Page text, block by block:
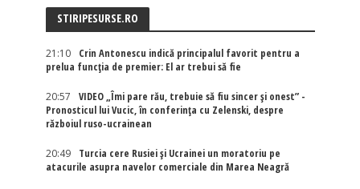
STIRIPESURSE.RO
21:10
Crin Antonescu indică principalul favorit pentru a
prelua funcția de premier: El ar trebui să fie
20:57
VIDEO „Îmi pare rău, trebuie să fiu sincer și onest” -
Pronosticul lui Vucic, în conferința cu Zelenski, despre
războiul ruso-ucrainean
20:49
Turcia cere Rusiei și Ucrainei un moratoriu pe
atacurile asupra navelor comerciale din Marea Neagră